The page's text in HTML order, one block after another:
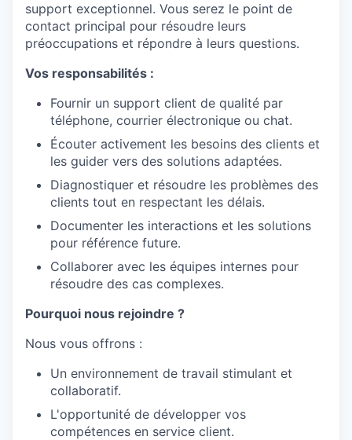
support exceptionnel. Vous serez le point de
contact principal pour résoudre leurs
préoccupations et répondre à leurs questions.
Vos responsabilités :
Fournir un support client de qualité par
téléphone, courrier électronique ou chat.
Écouter activement les besoins des clients et
les guider vers des solutions adaptées.
Diagnostiquer et résoudre les problèmes des
clients tout en respectant les délais.
Documenter les interactions et les solutions
pour référence future.
Collaborer avec les équipes internes pour
résoudre des cas complexes.
Pourquoi nous rejoindre ?
Nous vous offrons :
Un environnement de travail stimulant et
collaboratif.
L'opportunité de développer vos
compétences en service client.